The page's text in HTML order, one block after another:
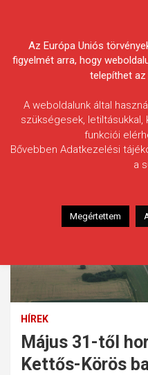
Egyesületek
HÍREK
Május 31-től
Kettős-Körös
Az Európa Uniós
figyelmét arra, hogy
telepíthet az
A weboldalunk által
szükségesek,
funkciói
Bővebben Adatkezelési
a
Megértettem